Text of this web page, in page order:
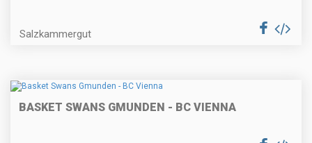
Salzkammergut
BASKET SWANS GMUNDEN - BC VIENNA